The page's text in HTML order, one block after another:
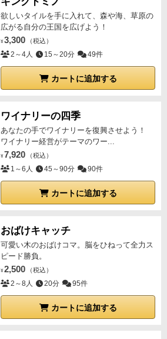
欲しいタイルを手に入れて、森や海、草原の
広がる自分の王国を広げよう！
¥ 3,300 （税込）
2～4人 15～20分 49件
カートに追加する
ワイナリーの四季
あなたの手でワイナリーを復興させよう！
ワイナリー経営がテーマのワー...
¥ 7,920 （税込）
1～6人 45～90分 90件
カートに追加する
おばけキャッチ
可愛い木のおばけコマ。脳をひねって全力ス
ピード勝負。
¥ 2,500 （税込）
2～8人 20分 95件
カートに追加する